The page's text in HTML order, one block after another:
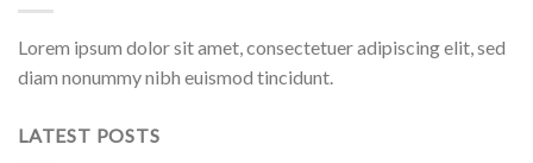
Lorem ipsum dolor sit amet, consectetuer adipiscing elit, sed
diam nonummy nibh euismod tincidunt.
LATEST POSTS